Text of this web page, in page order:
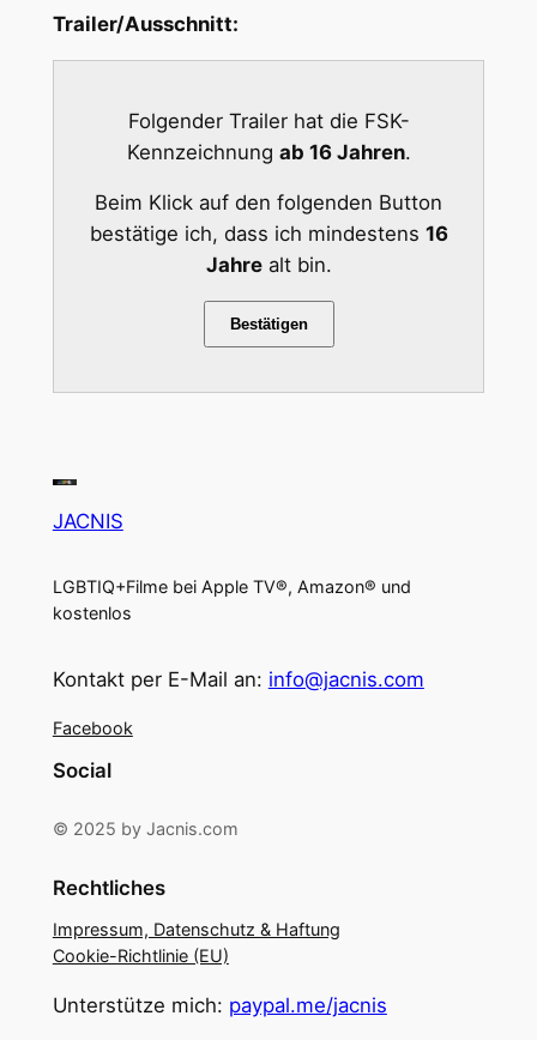
Trailer/Ausschnitt:
Folgender Trailer hat die FSK-
Kennzeichnung ab 16 Jahren.
Beim Klick auf den folgenden Button
bestätige ich, dass ich mindestens 16
Jahrealt bin.
Bestätigen
JACNIS
LGBTIQ+Filme bei Apple TV®, Amazon® und
kostenlos
Kontakt per E-Mail an: info@jacnis.com
Facebook
Social
© 2025 by Jacnis.com
Rechtliches
Impressum, Datenschutz & Haftung
Cookie-Richtlinie (EU)
Unterstütze mich: paypal.me/jacnis